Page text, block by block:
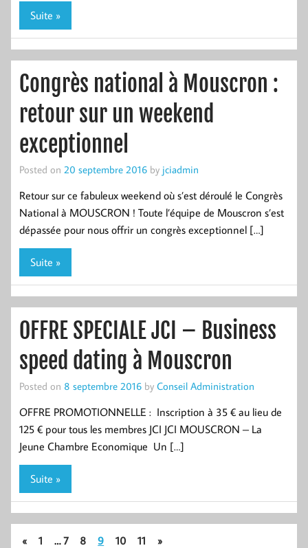
Suite »
Congrès national à Mouscron :
retour sur un weekend
exceptionnel
Posted on 20 septembre 2016 by jciadmin
Retour sur ce fabuleux weekend où s’est déroulé le Congrès
National à MOUSCRON ! Toute l’équipe de Mouscron s’est
dépassée pour nous offrir un congrès exceptionnel […]
Suite »
OFFRE SPECIALE JCI – Business
speed dating à Mouscron
Posted on 8 septembre 2016 by Conseil Administration
OFFRE PROMOTIONNELLE : Inscription à 35 € au lieu de
125 € pour tous les membres JCI JCI MOUSCRON – La
Jeune Chambre Economique Un […]
Suite »
« 1 … 7 8 9 10 11 »